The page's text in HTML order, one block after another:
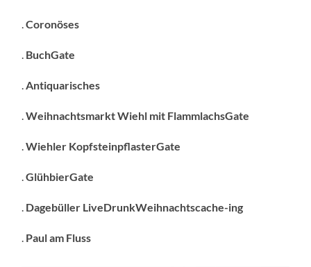
.Coronöses
. BuchGate
.Antiquarisches
.Weihnachtsmarkt Wiehl mit FlammlachsGate
.Wiehler KopfsteinpflasterGate
.GlühbierGate
. Dagebüller LiveDrunkWeihnachtscache-ing
. Paul am Fluss